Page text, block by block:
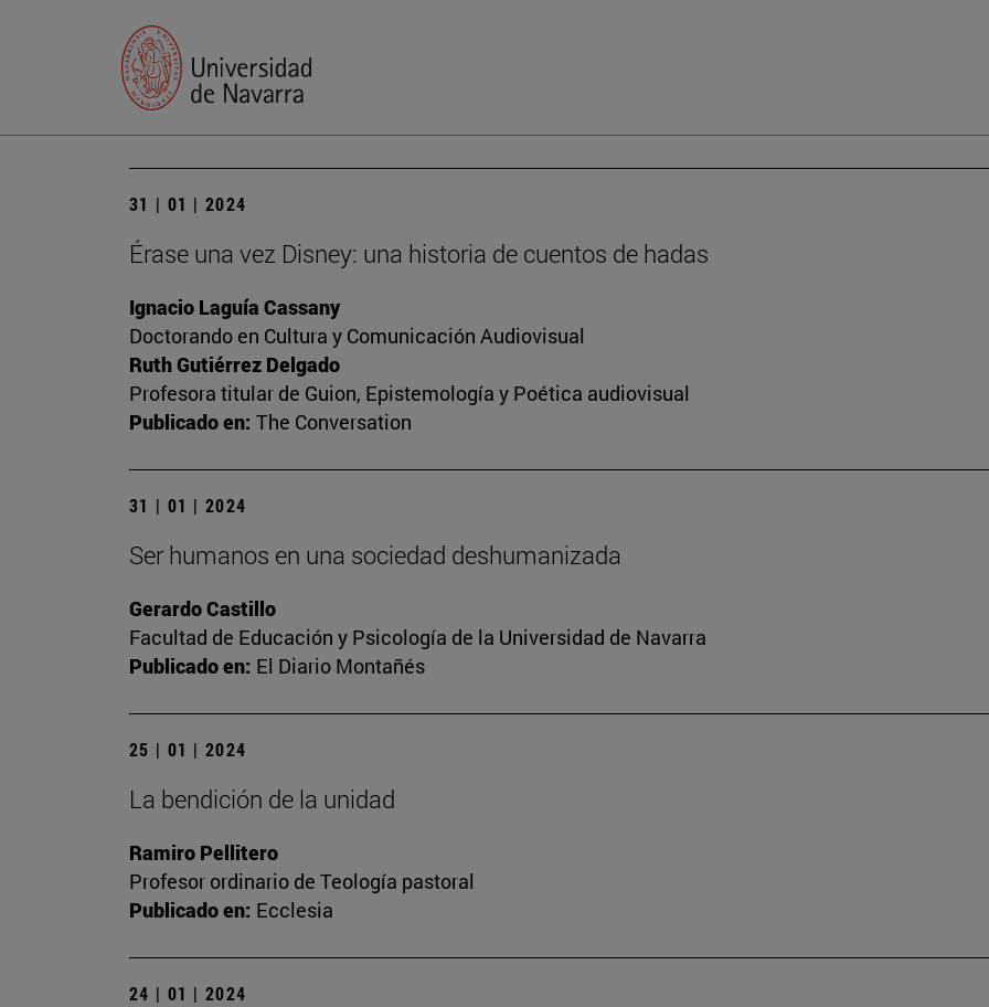
31 | 01 | 2024
Érase una vez Disney: una historia de cuentos de hadas
Ignacio Laguía Cassany
Doctorando en Cultura y Comunicación Audiovisual
Ruth Gutiérrez Delgado
Profesora titular de Guion, Epistemología y Poética audiovisual
Publicado en: The Conversation
31 | 01 | 2024
Ser humanos en una sociedad deshumanizada
Gerardo Castillo
Facultad de Educación y Psicología de la Universidad de Navarra
Publicado en: El Diario Montañés
25 | 01 | 2024
La bendición de la unidad
Ramiro Pellitero
Profesor ordinario de Teología pastoral
Publicado en: Ecclesia
24 | 01 | 2024